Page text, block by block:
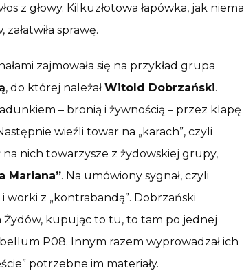
z głowy. Kilkuzłotowa łapówka, jak niemal
sprawę.
zajmowała się na przykład grupa
, do której należałWitold Dobrzański.
– bronią i żywnością – przez klapę
wieźli towar na „karach”, czyli
na nich towarzysze z żydowskiej grupy,
Mariana”. Na umówiony sygnał, czyli
z „kontrabandą”. Dobrzański
Żydów, kupując to tu, to tam po jednej
P08. Innym razem wyprowadzał ich
potrzebne im materiały.